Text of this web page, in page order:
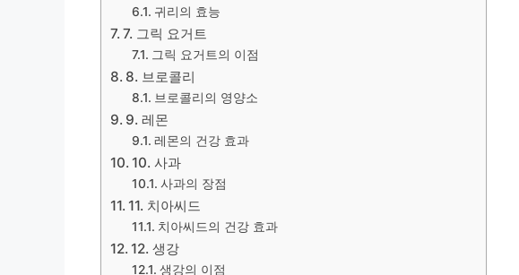
귀리의 효능
7. 그릭 요거트
그릭 요거트의 이점
8. 브로콜리
브로콜리의 영양소
9. 레몬
레몬의 건강 효과
10. 사과
사과의 장점
11. 치아씨드
치아씨드의 건강 효과
12. 생강
생강의 이점